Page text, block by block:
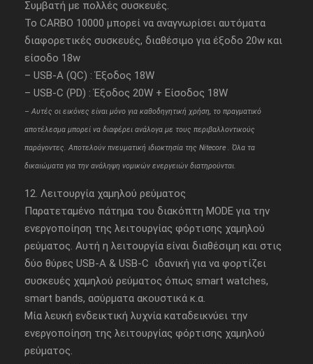
Συμβατή με πολλές συσκευές.
Το CARBO 10000 μπορεί να αναγνωρίσει αυτόματα
διαφορετικές συσκευές, διαθέσιμο για έξοδο 20w και
είσοδο 18w
– USB-A (QC) : Έξοδος 18W
– USB-C (PD) : Έξοδος 20W + Είσοδος 18W
– Aυτές οι εικόνες είναι μόνο για καθοδηγητική χρήση, το πραγματικό
αποτέλεσμα μπορεί να διαφέρει ανάλογα με τους περιβαλλοντικούς
παράγοντες. Αποτελούν πνευματική ιδιοκτησία της Nitecore . Όλα τα
δικαιώματα για την ανάληψη νομικών ενεργειών διατηρούνται.
12. Λειτουργία χαμηλού ρεύματος
Παρατεταμένο πάτημα του διακόπτη MODE για την
ενεργοποίηση της λειτουργίας φόρτισης χαμηλού
ρεύματος. Αυτή η λειτουργία είναι διαθέσιμη και στις
δύο θύρες USB-A & USB-C ιδανική για να φορτίζει
συσκευές χαμηλού ρεύματος όπως smart watches,
smart bands, ασύρματα ακουστικά κ.α.
Μία λευκή ενδεικτική λυχνία καταδεικνύει την
ενεργοποίηση της λειτουργίας φόρτισης χαμηλού
ρεύματος.